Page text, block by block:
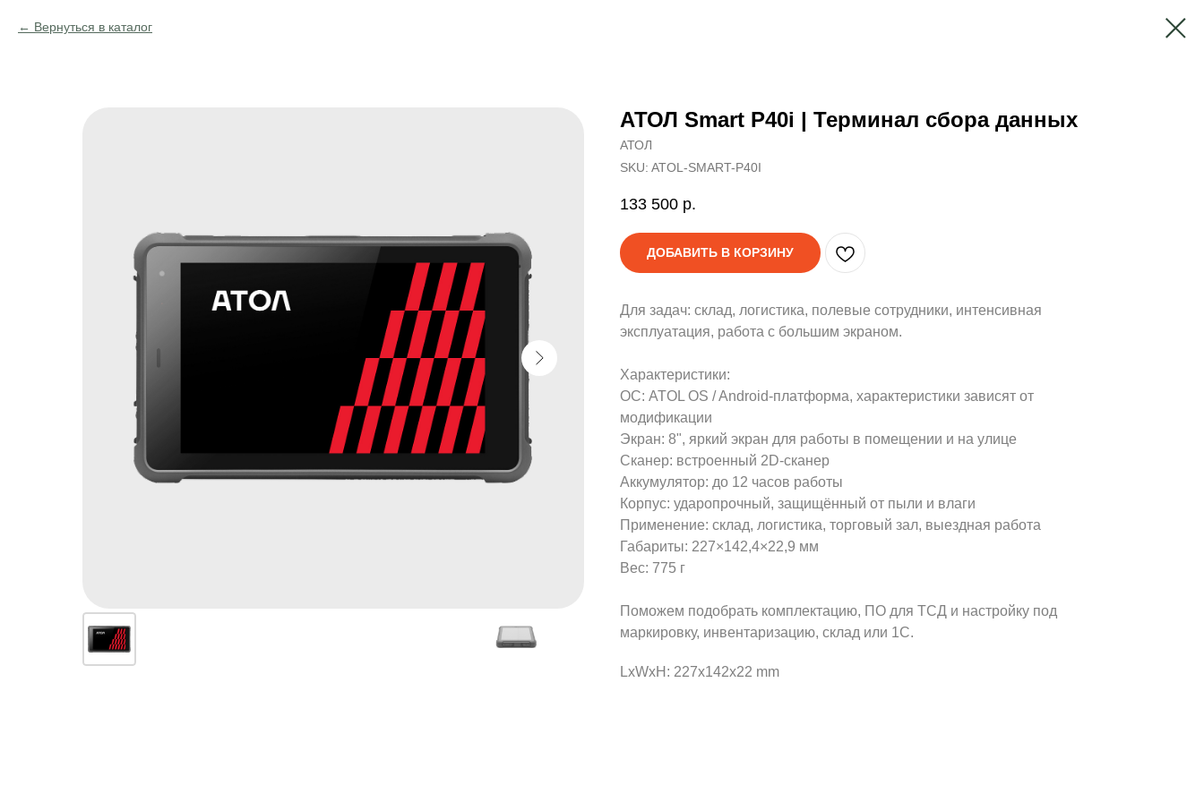
Вернуться в каталог
АТОЛ Smart P40i | Терминал сбора данных
АТОЛ
SKU: ATOL-SMART-P40I
133 500 р.
ДОБАВИТЬ В КОРЗИНУ
Для задач: склад, логистика, полевые сотрудники, интенсивная
эксплуатация, работа с большим экраном.
Характеристики:
ОС: ATOL OS / Android-платформа, характеристики зависят от
модификации
Экран: 8", яркий экран для работы в помещении и на улице
Сканер: встроенный 2D-сканер
Аккумулятор: до 12 часов работы
Корпус: ударопрочный, защищённый от пыли и влаги
Применение: склад, логистика, торговый зал, выездная работа
Габариты: 227×142,4×22,9 мм
Вес: 775 г
Поможем подобрать комплектацию, ПО для ТСД и настройку под
маркировку, инвентаризацию, склад или 1С.
LxWxH: 227x142x22 mm